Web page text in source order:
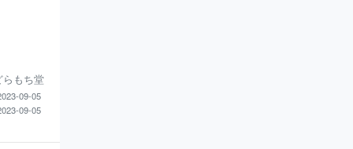
らもち堂
09-05
09-05